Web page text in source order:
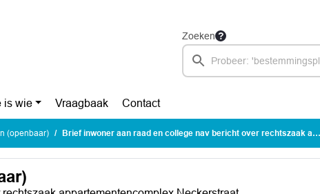
Zoeken
is wie Vraagbaak Contact
(openbaar) Brief inwoner aan raad en college nav bericht over rechtszaak appartementencomplex Neckerstraat